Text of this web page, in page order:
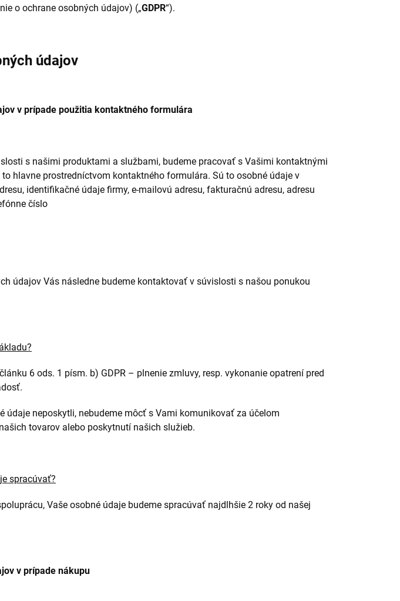
o ochrane osobných údajov) („GDPR“).
údajov
v prípade použitia kontaktného formulára
s našimi produktami a službami, budeme pracovať s Vašimi kontaktnými
hlavne prostredníctvom kontaktného formulára. Sú to osobné údaje v
identifikačné údaje firmy, e-mailovú adresu, fakturačnú adresu, adresu
číslo
údajov Vás následne budeme kontaktovať v súvislosti s našou ponukou
6 ods. 1 písm. b) GDPR – plnenie zmluvy, resp. vykonanie opatrení pred
údaje neposkytli, nebudeme môcť s Vami komunikovať za účelom
tovarov alebo poskytnutí našich služieb.
spracúvať?
Vaše osobné údaje budeme spracúvať najdlhšie 2 roky od našej
v prípade nákupu